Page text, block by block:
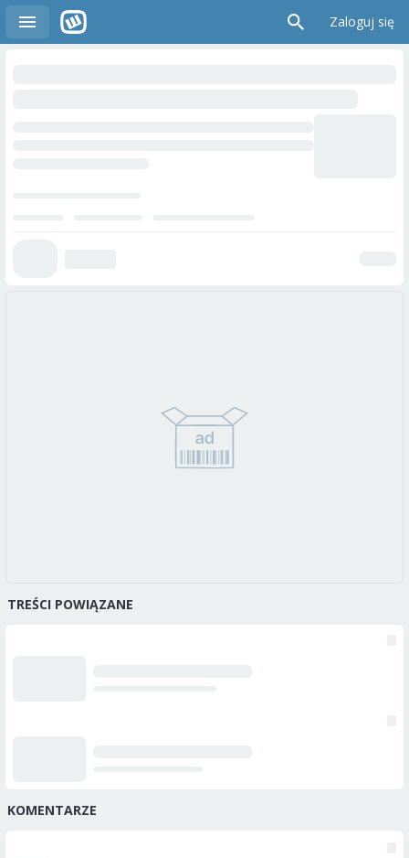
Zaloguj się
TREŚCI POWIĄZANE
KOMENTARZE